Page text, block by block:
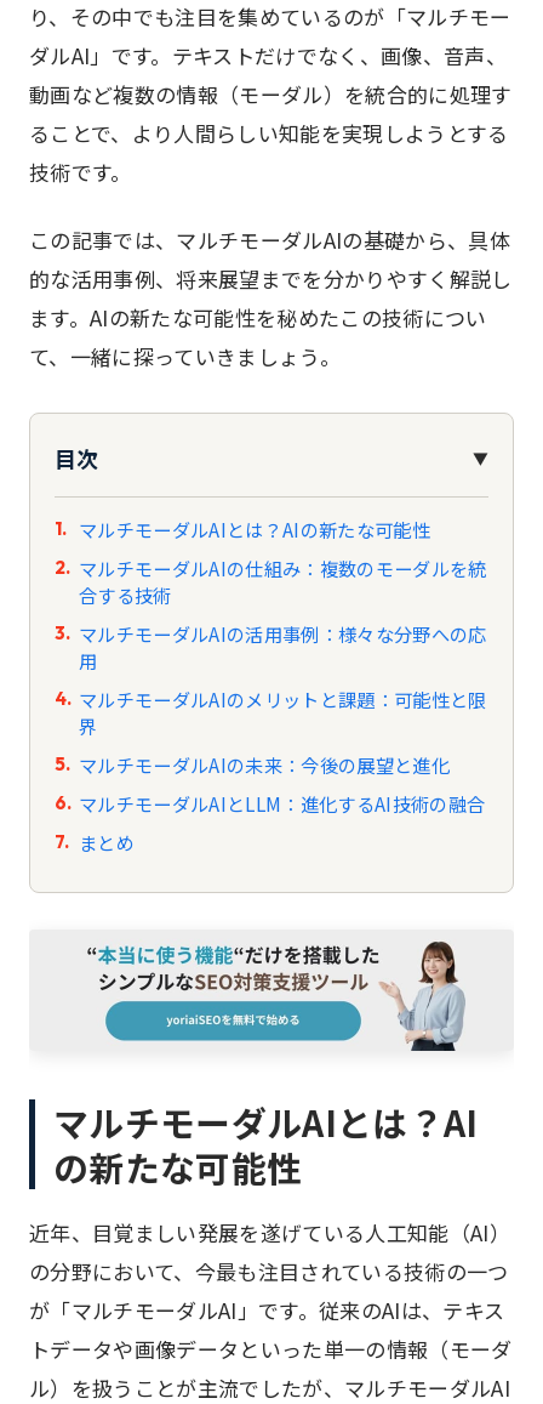
り、その中でも注目を集めているのが「マルチモー
ダルAI」です。テキストだけでなく、画像、音声、
動画など複数の情報（モーダル）を統合的に処理す
ることで、より人間らしい知能を実現しようとする
技術です。
この記事では、マルチモーダルAIの基礎から、具体
的な活用事例、将来展望までを分かりやすく解説し
ます。AIの新たな可能性を秘めたこの技術につい
て、一緒に探っていきましょう。
目次 ▼
マルチモーダルAIとは？AIの新たな可能性
マルチモーダルAIの仕組み：複数のモーダルを統
合する技術
マルチモーダルAIの活用事例：様々な分野への応
用
マルチモーダルAIのメリットと課題：可能性と限
界
マルチモーダルAIの未来：今後の展望と進化
マルチモーダルAIとLLM：進化するAI技術の融合
まとめ
マルチモーダルAIとは？AI
の新たな可能性
近年、目覚ましい発展を遂げている人工知能（AI）
の分野において、今最も注目されている技術の一つ
が「マルチモーダルAI」です。従来のAIは、テキス
トデータや画像データといった単一の情報（モーダ
ル）を扱うことが主流でしたが、マルチモーダルAI